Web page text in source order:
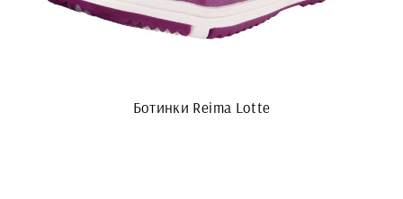
Ботинки Reima Lotte